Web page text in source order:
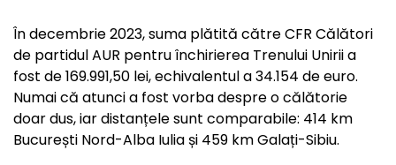
În decembrie 2023, suma plătită către CFR Călători
de partidul AUR pentru închirierea Trenului Unirii a
fost de 169.991,50 lei, echivalentul a 34.154 de euro.
Numai că atunci a fost vorba despre o călătorie
doar dus, iar distanțele sunt comparabile: 414 km
București Nord-Alba Iulia și 459 km Galați-Sibiu.